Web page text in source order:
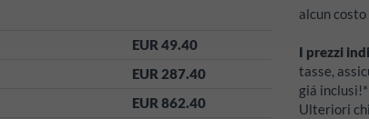
EUR 49.40
EUR 287.40
EUR 862.40
alcun
I prezzi
tasse,
giá inclusi!*
Ulteriori